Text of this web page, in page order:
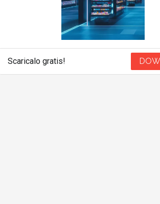
Scaricalo gratis!